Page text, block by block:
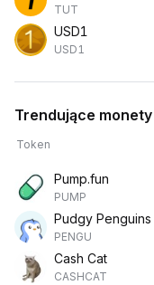
TUT
USD1
USD1
Trendujące monety
Token
Pump.fun
PUMP
Pudgy Penguins
PENGU
Cash Cat
CASHCAT